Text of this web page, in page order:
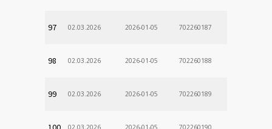
97 02.03.2026 2026-01-05 702260187
98 02.03.2026 2026-01-05 702260188
99 02.03.2026 2026-01-05 702260189
02.03.2026 2026-01-05 702260190